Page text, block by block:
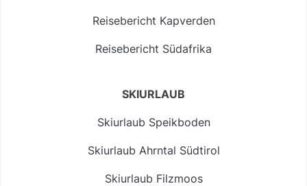
Reisebericht Kapverden
Reisebericht Südafrika
SKIURLAUB
Skiurlaub Speikboden
Skiurlaub Ahrntal Südtirol
Skiurlaub Filzmoos